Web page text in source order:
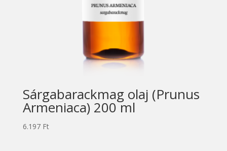
Sárgabarackmag olaj (Prunus
Armeniaca) 200 ml
6.197 Ft